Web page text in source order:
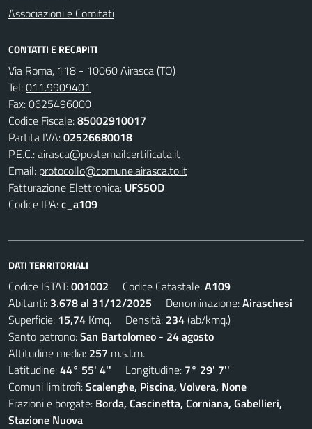
Associazioni e Comitati
CONTATTI E RECAPITI
Via Roma, 118 - 10060 Airasca (TO)
Tel:011.9909401
Fax:0625496000
Codice Fiscale:85002910017
Partita IVA:02526680018
P.E.C.:airasca@postemailcertificata.it
Email: protocollo@comune.airasca.to.it
Fatturazione Elettronica: UFS5OD
Codice IPA:c_a109
DATI TERRITORIALI
Codice ISTAT:001002 Codice Catastale:A109
Abitanti: 3.678 al 31/12/2025 Denominazione:Airaschesi
Superficie: 15,74 Kmq. Densità: 234(ab/kmq.)
Santo patrono:San Bartolomeo - 24 agosto
Altitudine media: 257 m.s.l.m.
Latitudine:44° 55' 4'' Longitudine: 7° 29' 7''
Comuni limitrofi:Scalenghe, Piscina, Volvera, None
Frazioni e borgate: Borda, Cascinetta, Corniana, Gabellieri,
Stazione Nuova